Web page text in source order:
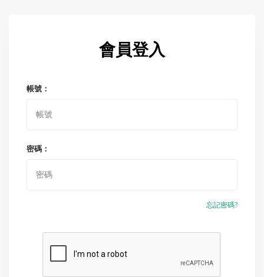
會員登入
帳號：
密碼：
忘記密碼?